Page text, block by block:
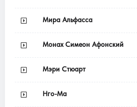
Мира Альфасса
Монах Симеон Афонский
Мэри Стюарт
Нго-Ма